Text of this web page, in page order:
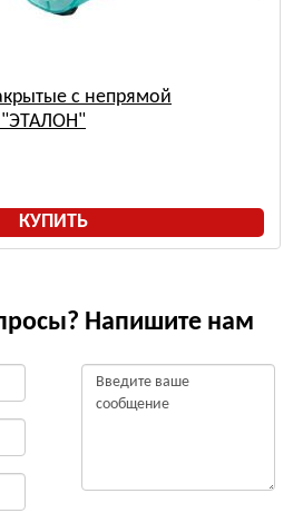
с непрямой
"ЭТАЛОН"
КУПИТЬ
Напишите нам